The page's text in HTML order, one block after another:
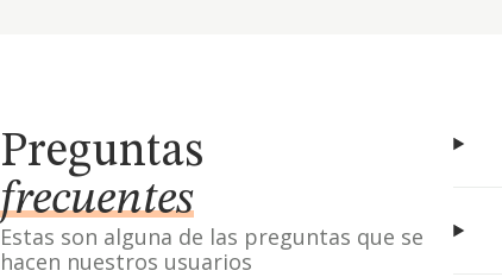
Preguntas
frecuentes
Estas son alguna de las preguntas que se
hacen nuestros usuarios